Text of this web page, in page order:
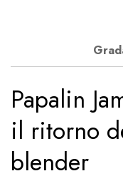
Papalin
il ritorno
blender